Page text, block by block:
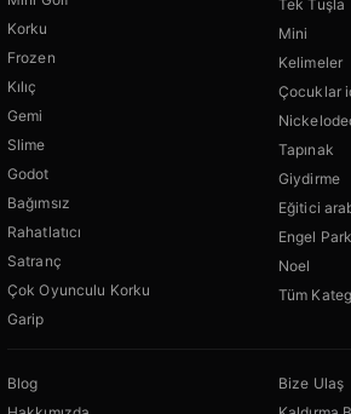
Korku
Frozen
Kılıç
Gemi
Slime
Godot
Bağımsız
Rahatlatıcı
Satranç
Çok Oyunculu Korku
Garip
Tek Tuşla
Mini
Kelimeler
Çocuklar
Tapınak
Giydirme
Eğitici
Engel
Noel
Tüm
Blog
Bize Ulaş